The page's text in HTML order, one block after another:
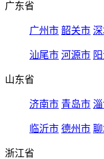
广东省
广州市 韶关市
汕尾市 河源市
山东省
济南市 青岛市
临沂市 德州市
浙江省